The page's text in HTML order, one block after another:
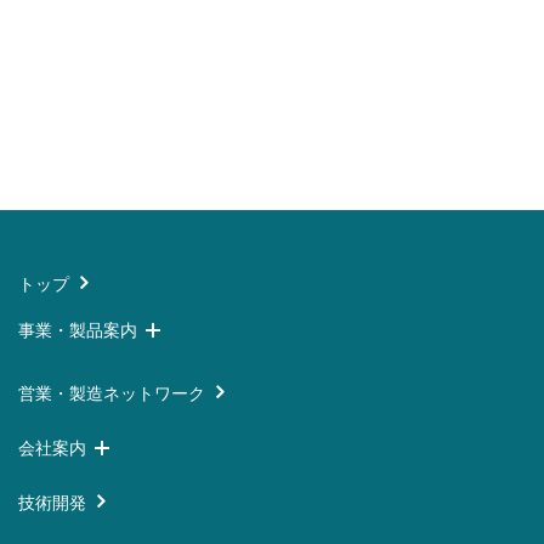
トップ
事業・製品案内
営業・製造ネットワーク
会社案内
技術開発